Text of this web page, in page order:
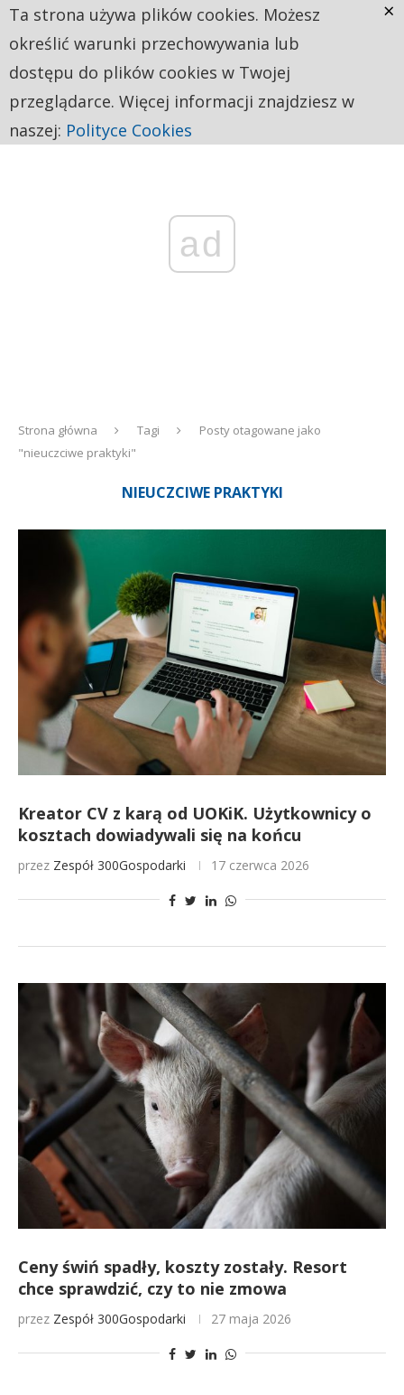
ad
Strona główna Tagi
Posty otagowane jako
"nieuczciwe praktyki"
NIEUCZCIWE PRAKTYKI
Kreator CV z karą od UOKiK. Użytkownicy o
kosztach dowiadywali się na końcu
przez Zespół 300Gospodarki 17 czerwca 2026
Ceny świń spadły, koszty zostały. Resort
chce sprawdzić, czy to nie zmowa
przez Zespół 300Gospodarki 27 maja 2026
Ta strona używa plików cookies. Możesz
określić warunki przechowywania lub
dostępu do plików cookies w Twojej
przeglądarce. Więcej informacji znajdziesz w
naszej: Polityce Cookies
×